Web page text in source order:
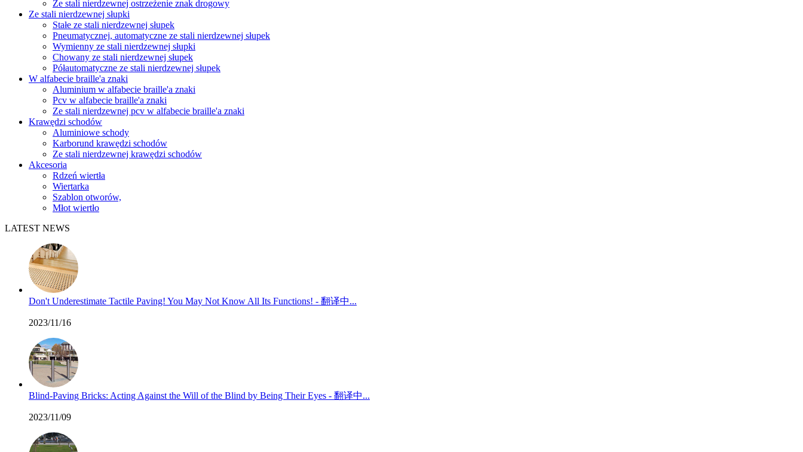
Ze stali nierdzewnej ostrzeżenie znak drogowy
Ze stali nierdzewnej słupki
Stałe ze stali nierdzewnej słupek
Pneumatycznej, automatyczne ze stali nierdzewnej słupek
Wymienny ze stali nierdzewnej słupki
Chowany ze stali nierdzewnej słupek
Półautomatyczne ze stali nierdzewnej słupek
W alfabecie braille'a znaki
Aluminium w alfabecie braille'a znaki
Pcv w alfabecie braille'a znaki
Ze stali nierdzewnej pcv w alfabecie braille'a znaki
Krawędzi schodów
Aluminiowe schody
Karborund krawędzi schodów
Ze stali nierdzewnej krawędzi schodów
Akcesoria
Rdzeń wiertła
Wiertarka
Szablon otworów,
Młot wiertło
LATEST NEWS
Don't Underestimate Tactile Paving! You May Not Know All Its Functions! - 翻译中...
2023/11/16
Blind-Paving Bricks: Acting Against the Will of the Blind by Being Their Eyes - 翻译中...
2023/11/09